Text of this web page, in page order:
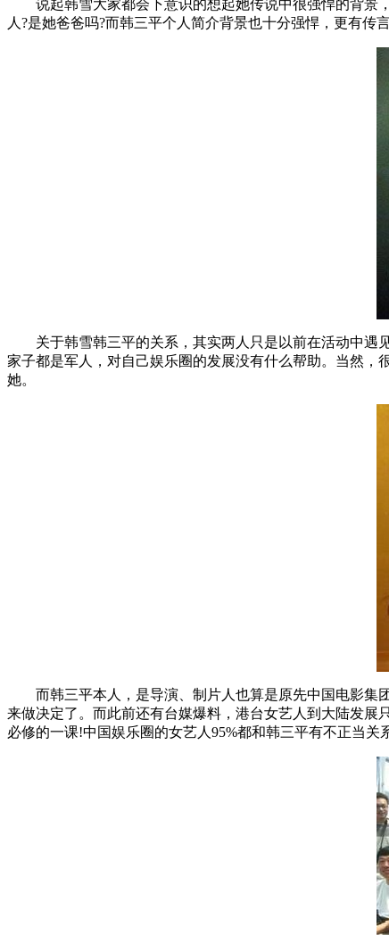
说起韩雪大家都会下意识的想起她传说中很强悍的背景
人?是她爸爸吗?而韩三平个人简介背景也十分强悍，更有传
关于韩雪韩三平的关系，其实两人只是以前在活动中
家子都是军人，对自己娱乐圈的发展没有什么帮助。当然
她。
而韩三平本人，是导演、制片人也算是原先中国电影集
来做决定了。而此前还有台媒爆料，港台女艺人到大陆发
必修的一课!中国娱乐圈的女艺人95%都和韩三平有不正当关